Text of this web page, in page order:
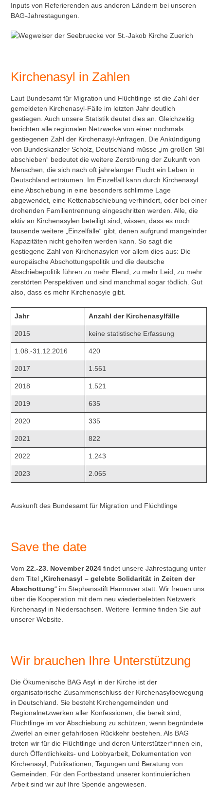
Inputs von Referierenden aus anderen Ländern bei unseren
BAG-Jahrestagungen.
Kirchenasyl in Zahlen
Laut Bundesamt für Migration und Flüchtlinge ist die Zahl der
gemeldeten Kirchenasyl-Fälle im letzten Jahr deutlich
gestiegen. Auch unsere Statistik deutet dies an. Gleichzeitig
berichten alle regionalen Netzwerke von einer nochmals
gestiegenen Zahl der Kirchenasyl-Anfragen. Die Ankündigung
von Bundeskanzler Scholz, Deutschland müsse „im großen Stil
abschieben“ bedeutet die weitere Zerstörung der Zukunft von
Menschen, die sich nach oft jahrelanger Flucht ein Leben in
Deutschland erträumen. Im Einzelfall kann durch Kirchenasyl
eine Abschiebung in eine besonders schlimme Lage
abgewendet, eine Kettenabschiebung verhindert, oder bei einer
drohenden Familientrennung eingeschritten werden. Alle, die
aktiv an Kirchenasylen beteiligt sind, wissen, dass es noch
tausende weitere „Einzelfälle“ gibt, denen aufgrund mangelnder
Kapazitäten nicht geholfen werden kann. So sagt die
gestiegene Zahl von Kirchenasylen vor allem dies aus: Die
europäische Abschottungspolitik und die deutsche
Abschiebepolitik führen zu mehr Elend, zu mehr Leid, zu mehr
zerstörten Perspektiven und sind manchmal sogar tödlich. Gut
also, dass es mehr Kirchenasyle gibt.
Jahr Anzahl der Kirchenasylfälle
2015 keine statistische Erfassung
1.08.-31.12.2016 420
2017 1.561
2018 1.521
2019 635
2020 335
2021 822
2022 1.243
2023 2.065
Auskunft des Bundesamt für Migration und Flüchtlinge
Save the date
Vom22.-23. November 2024 findet unsere Jahrestagung unter
dem Titel „ Kirchenasyl – gelebte Solidarität in Zeiten der
Abschottung“ im Stephansstift Hannover statt. Wir freuen uns
über die Kooperation mit dem neu wiederbelebten Netzwerk
Kirchenasyl in Niedersachsen. Weitere Termine finden Sie auf
unserer Website.
Wir brauchen Ihre Unterstützung
Die Ökumenische BAG Asyl in der Kirche ist der
organisatorische Zusammenschluss der Kirchenasylbewegung
in Deutschland. Sie besteht Kirchengemeinden und
Regionalnetzwerken aller Konfessionen, die bereit sind,
Flüchtlinge im vor Abschiebung zu schützen, wenn begründete
Zweifel an einer gefahrlosen Rückkehr bestehen. Als BAG
treten wir für die Flüchtlinge und deren Unterstützer*innen ein,
durch Öffentlichkeits- und Lobbyarbeit, Dokumentation von
Kirchenasyl, Publikationen, Tagungen und Beratung von
Gemeinden. Für den Fortbestand unserer kontinuierlichen
Arbeit sind wir auf Ihre Spende angewiesen.